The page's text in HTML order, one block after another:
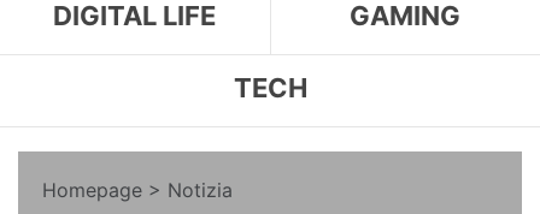
DIGITAL LIFE GAMING
TECH
Homepage > Notizia